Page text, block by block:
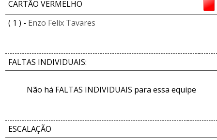
CARTÃO VERMELHO
( 1 ) - Enzo Felix Tavares
FALTAS INDIVIDUAIS:
Não há FALTAS INDIVIDUAIS para essa equipe
ESCALAÇÃO